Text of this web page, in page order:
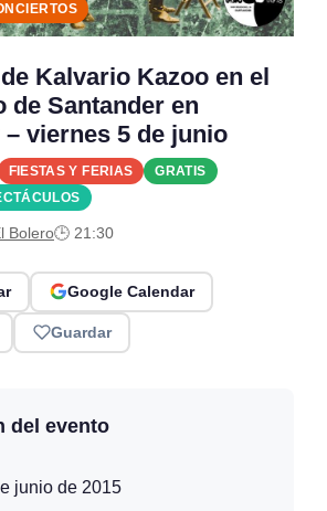
Kalvario Kazoo en el
de Santander en
viernes 5 de junio
FIESTAS Y FERIAS
GRATIS
Bolero🕒 21:30
Google Calendar
Guardar
del evento
junio de 2015